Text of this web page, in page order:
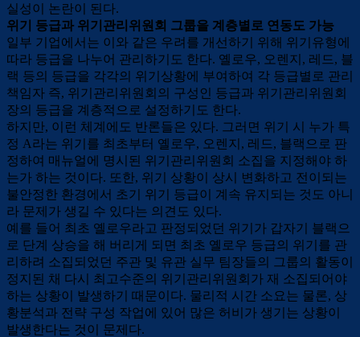
실성이 논란이 된다.
위기 등급과 위기관리위원회 그룹을 계층별로 연동도 가능
일부 기업에서는 이와 같은 우려를 개선하기 위해 위기유형에
따라 등급을 나누어 관리하기도 한다. 옐로우, 오렌지, 레드, 블
랙 등의 등급을 각각의 위기상황에 부여하여 각 등급별로 관리
책임자 즉, 위기관리위원회의 구성인 등급과 위기관리위원회
장의 등급을 계층적으로 설정하기도 한다.
하지만, 이런 체계에도 반론들은 있다. 그러면 위기 시 누가 특
정 A라는 위기를 최초부터 옐로우, 오렌지, 레드, 블랙으로 판
정하여 매뉴얼에 명시된 위기관리위원회 소집을 지정해야 하
는가 하는 것이다. 또한, 위기 상황이 상시 변화하고 전이되는
불안정한 환경에서 초기 위기 등급이 계속 유지되는 것도 아니
라 문제가 생길 수 있다는 의견도 있다.
예를 들어 최초 옐로우라고 판정되었던 위기가 갑자기 블랙으
로 단계 상승을 해 버리게 되면 최초 옐로우 등급의 위기를 관
리하려 소집되었던 주관 및 유관 실무 팀장들의 그룹의 활동이
정지된 채 다시 최고수준의 위기관리위원회가 재 소집되어야
하는 상황이 발생하기 때문이다. 물리적 시간 소요는 물론, 상
황분석과 전략 구성 작업에 있어 많은 허비가 생기는 상황이
발생한다는 것이 문제다.